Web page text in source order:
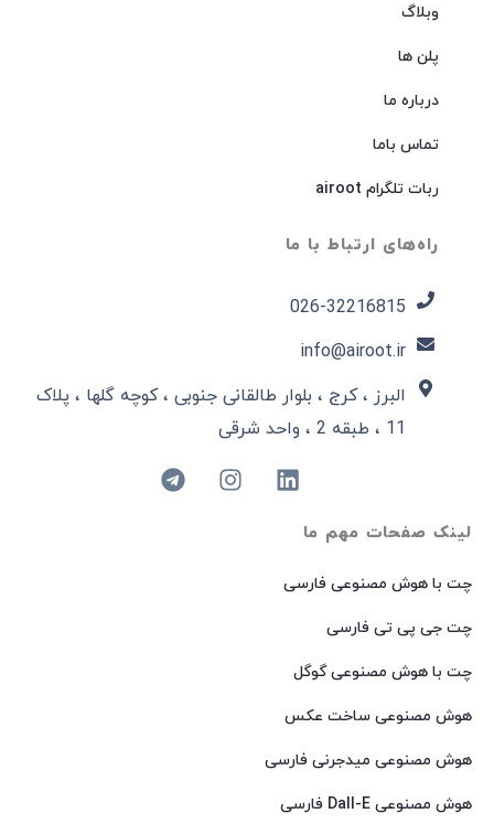
لینک صفحات مهم ما
چت با هوش مصنوعی فارسی
چت جی پی تی فارسی
چت با هوش مصنوعی گوگل
هوش مصنوعی ساخت عکس
هوش مصنوعی میدجرنی فارسی
هوش مصنوعی Dall-E فارسی
وبلاگ
پلن ها
درباره ما
تماس باما
ربات تلگرام airoot
راه‌های ارتباط با ما
026-32216815​
info@airoot.ir
البرز ، کرج ، بلوار طالقانی جنوبی ، کوچه گلها ، پلاک
11 ، طبقه 2 ، واحد شرقی